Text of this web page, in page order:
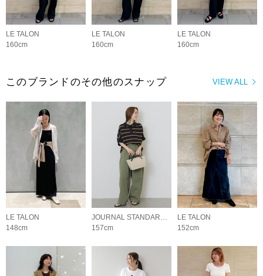
LE TALON
160cm
LE TALON
160cm
LE TALON
160cm
VIEW ALL
このブランドのその他のスナップ
LE TALON
148cm
JOURNAL STANDARD relume LADYS
157cm
LE TALON
152cm